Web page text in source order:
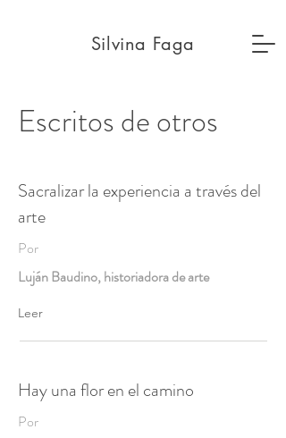
Silvina Faga
Escritos de otros
Sacralizar la experiencia a través del
arte
Por
Luján Baudino, historiadora de arte
Leer
Hay una flor en el camino
Por